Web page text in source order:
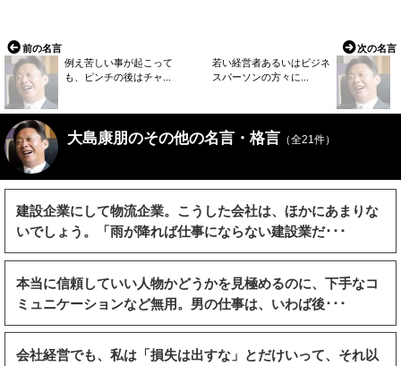
前の名言
例え苦しい事が起こって
も、ピンチの後はチャ...
次の名言
若い経営者あるいはビジネ
スパーソンの方々に...
大島康朋のその他の名言・格言 （全21件）
建設企業にして物流企業。こうした会社は、ほかにあまりな
いでしょう。「雨が降れば仕事にならない建設業だ･･･
本当に信頼していい人物かどうかを見極めるのに、下手なコ
ミュニケーションなど無用。男の仕事は、いわば後･･･
会社経営でも、私は「損失は出すな」とだけいって、それ以